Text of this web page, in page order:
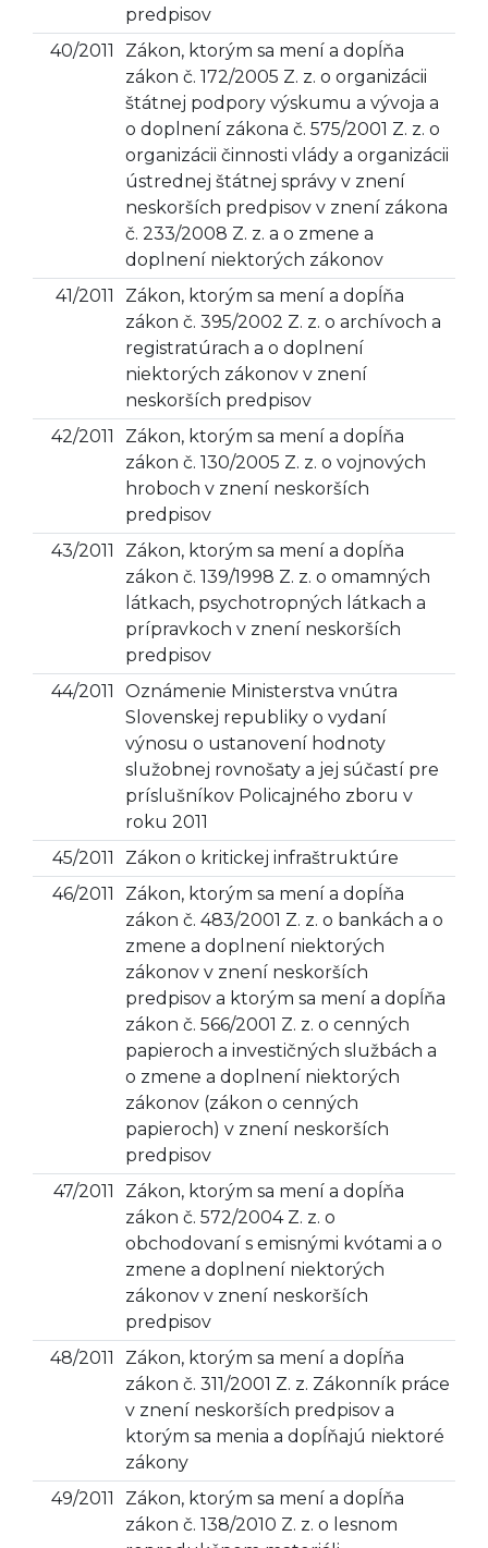
predpisov
40/2011
Zákon, ktorým sa mení a dopĺňa
zákon č. 172/2005 Z. z. o organizácii
štátnej podpory výskumu a vývoja a
o doplnení zákona č. 575/2001 Z. z. o
organizácii činnosti vlády a organizácii
ústrednej štátnej správy v znení
neskorších predpisov v znení zákona
č. 233/2008 Z. z. a o zmene a
doplnení niektorých zákonov
41/2011
Zákon, ktorým sa mení a dopĺňa
zákon č. 395/2002 Z. z. o archívoch a
registratúrach a o doplnení
niektorých zákonov v znení
neskorších predpisov
42/2011
Zákon, ktorým sa mení a dopĺňa
zákon č. 130/2005 Z. z. o vojnových
hroboch v znení neskorších
predpisov
43/2011
Zákon, ktorým sa mení a dopĺňa
zákon č. 139/1998 Z. z. o omamných
látkach, psychotropných látkach a
prípravkoch v znení neskorších
predpisov
44/2011
Oznámenie Ministerstva vnútra
Slovenskej republiky o vydaní
výnosu o ustanovení hodnoty
služobnej rovnošaty a jej súčastí pre
príslušníkov Policajného zboru v
roku 2011
45/2011
Zákon o kritickej infraštruktúre
46/2011
Zákon, ktorým sa mení a dopĺňa
zákon č. 483/2001 Z. z. o bankách a o
zmene a doplnení niektorých
zákonov v znení neskorších
predpisov a ktorým sa mení a dopĺňa
zákon č. 566/2001 Z. z. o cenných
papieroch a investičných službách a
o zmene a doplnení niektorých
zákonov (zákon o cenných
papieroch) v znení neskorších
predpisov
47/2011
Zákon, ktorým sa mení a dopĺňa
zákon č. 572/2004 Z. z. o
obchodovaní s emisnými kvótami a o
zmene a doplnení niektorých
zákonov v znení neskorších
predpisov
48/2011
Zákon, ktorým sa mení a dopĺňa
zákon č. 311/2001 Z. z. Zákonník práce
v znení neskorších predpisov a
ktorým sa menia a dopĺňajú niektoré
zákony
49/2011
Zákon, ktorým sa mení a dopĺňa
zákon č. 138/2010 Z. z. o lesnom